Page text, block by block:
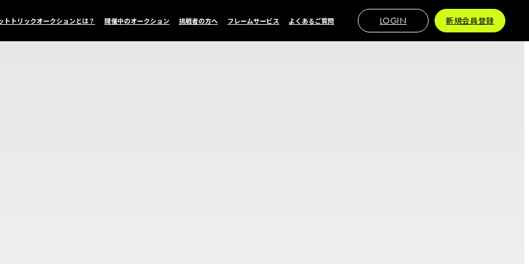
トトリックオークションとは？ 開催中のオークション 挑戦者の方へ フレームサービス よくあるご質問 LOGIN 新規会員登録